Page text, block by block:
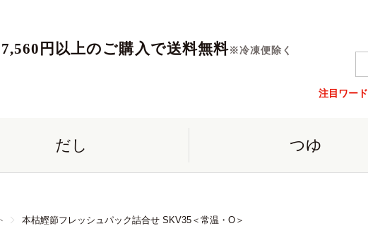
7,560円以上のご購入で送料無料※冷凍便除く
注目ワード
だし つゆ
本枯鰹節フレッシュパック詰合せ SKV35＜常温・O＞